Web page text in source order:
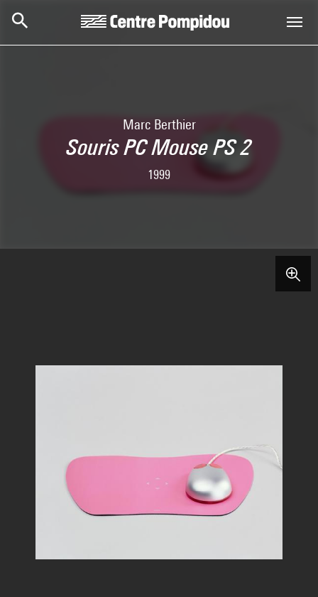
Marc Berthier
Souris PC Mouse PS 2
1999